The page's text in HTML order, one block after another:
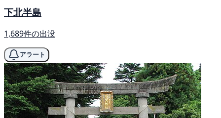
下北半島
1,689件の出没
アラート